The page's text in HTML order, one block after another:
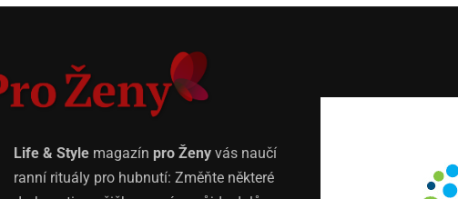
Life & Style magazín pro Ženy vás naučí
ranní rituály pro hubnutí: Změňte některé